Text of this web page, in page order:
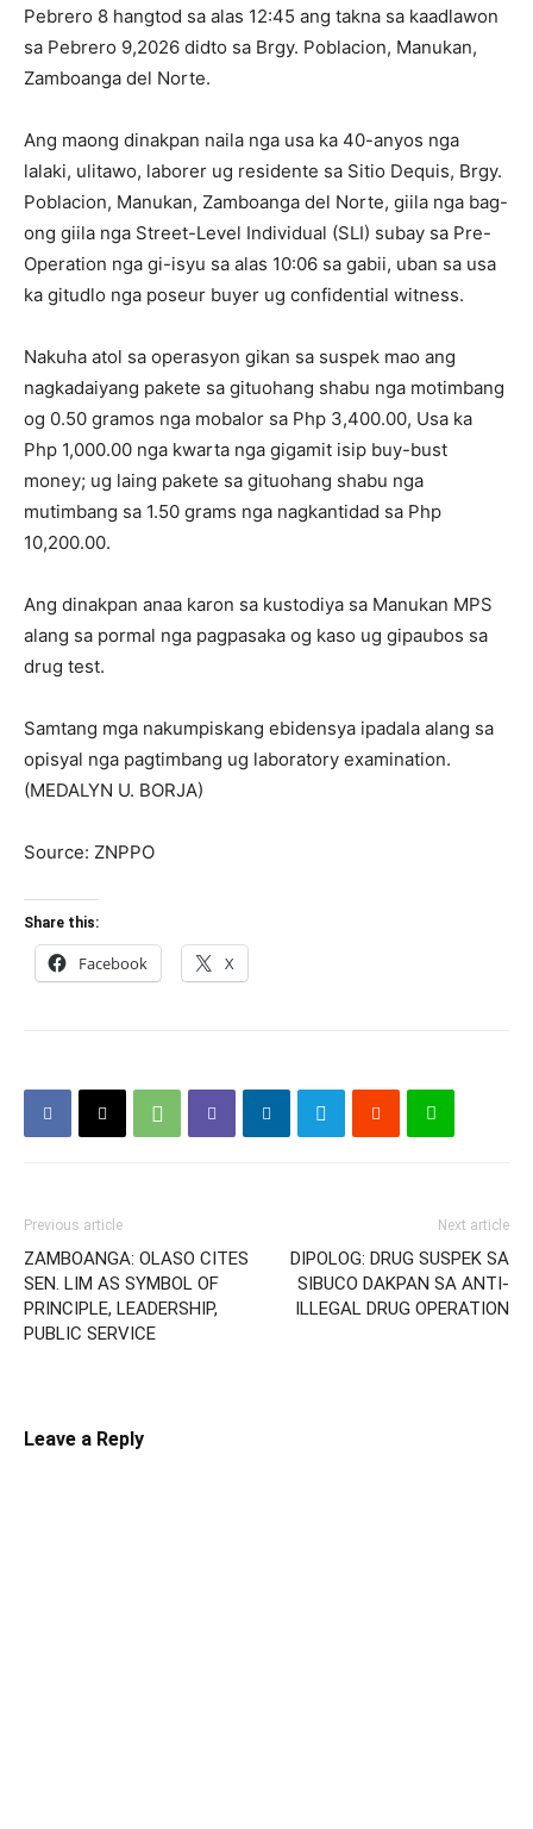
Pebrero 8 hangtod sa alas 12:45 ang takna sa kaadlawon
sa Pebrero 9,2026 didto sa Brgy. Poblacion, Manukan,
Zamboanga del Norte.
Ang maong dinakpan naila nga usa ka 40-anyos nga
lalaki, ulitawo, laborer ug residente sa Sitio Dequis, Brgy.
Poblacion, Manukan, Zamboanga del Norte, giila nga bag-
ong giila nga Street-Level Individual (SLI) subay sa Pre-
Operation nga gi-isyu sa alas 10:06 sa gabii, uban sa usa
ka gitudlo nga poseur buyer ug confidential witness.
Nakuha atol sa operasyon gikan sa suspek mao ang
nagkadaiyang pakete sa gituohang shabu nga motimbang
og 0.50 gramos nga mobalor sa Php 3,400.00, Usa ka
Php 1,000.00 nga kwarta nga gigamit isip buy-bust
money; ug laing pakete sa gituohang shabu nga
mutimbang sa 1.50 grams nga nagkantidad sa Php
10,200.00.
Ang dinakpan anaa karon sa kustodiya sa Manukan MPS
alang sa pormal nga pagpasaka og kaso ug gipaubos sa
drug test.
Samtang mga nakumpiskang ebidensya ipadala alang sa
opisyal nga pagtimbang ug laboratory examination.
(MEDALYN U. BORJA)
Source: ZNPPO
Share this:
Facebook X
Previous article
ZAMBOANGA: OLASO CITES
SEN. LIM AS SYMBOL OF
PRINCIPLE, LEADERSHIP,
PUBLIC SERVICE
Next article
DIPOLOG: DRUG SUSPEK SA
SIBUCO DAKPAN SA ANTI-
ILLEGAL DRUG OPERATION
Leave a Reply